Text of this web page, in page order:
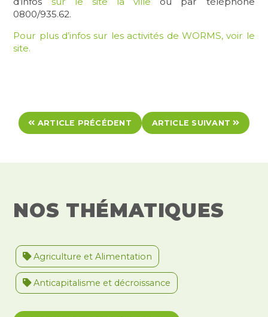
0800/935.62.
Pour plus d’infos sur les activités de WORMS, voir le
site.
ARTICLE PRÉCÉDENT ARTICLE SUIVANT
NOS THÉMATIQUES
Agriculture et Alimentation
Anticapitalisme et décroissance
Antiracisme et décolonisation